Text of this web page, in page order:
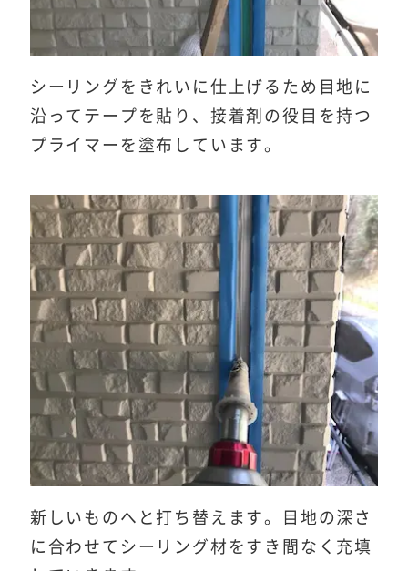
シーリングをきれいに仕上げるため目地に
沿ってテープを貼り、接着剤の役目を持つ
プライマーを塗布しています。
新しいものへと打ち替えます。目地の深さ
に合わせてシーリング材をすき間なく充填